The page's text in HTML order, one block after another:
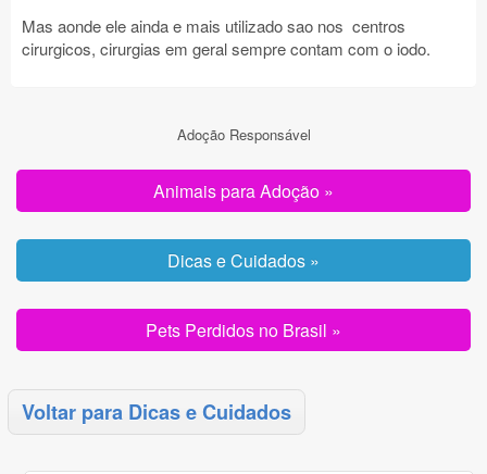
Mas aonde ele ainda e mais utilizado sao nos centros
cirurgicos, cirurgias em geral sempre contam com o iodo.
Adoção Responsável
Animais para Adoção »
Dicas e Cuidados »
Pets Perdidos no Brasil »
Voltar para Dicas e Cuidados